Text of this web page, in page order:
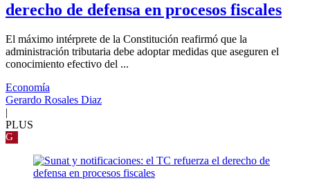
derecho de defensa en procesos fiscales
El máximo intérprete de la Constitución reafirmó que la
administración tributaria debe adoptar medidas que aseguren el
conocimiento efectivo del ...
Economía
Gerardo Rosales Diaz
|
PLUS
G